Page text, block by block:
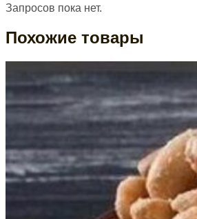
Запросов пока нет.
Похожие товары